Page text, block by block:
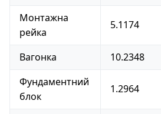
Монтажна
рейка
5.1174
Вагонка 10.2348
Фундаментний
блок
1.2964